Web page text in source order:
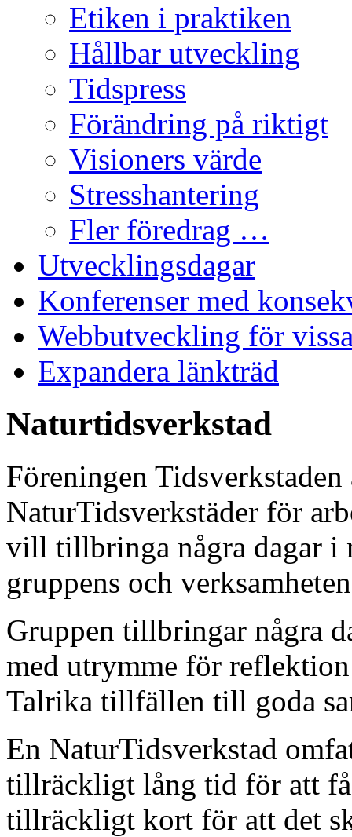
Etiken i praktiken
Hållbar utveckling
Tidspress
Förändring på riktigt
Visioners värde
Stresshantering
Fler föredrag …
Utvecklingsdagar
Konferenser med
Webbutveckling för
Expandera länkträd
Naturtidsverkstad
Föreningen
NaturTidsverkstäder för
vill tillbringa några dagar i
gruppens och
Gruppen tillbringar några
med utrymme för
Talrika tillfällen till goda
En NaturTidsverkstad
tillräckligt lång tid för att
tillräckligt kort för att det